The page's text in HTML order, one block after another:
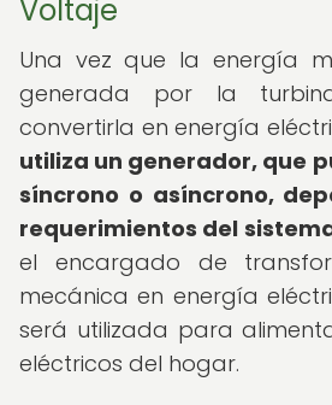
Voltaje
Una vez que la energía
generada por la
convertirla en energía
utiliza un generador, que
síncrono o asíncrono,
requerimientos del
el encargado de
mecánica en energía
será utilizada para
eléctricos del hogar.